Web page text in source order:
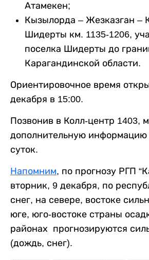
Атамекен;
Кызылорда – Жезказган –
Шидерты км. 1135-1206,
поселка Шидерты до
Карагандинской области.
Ориентировочное время
декабря в 15:00.
Позвонив в Колл-центр 1403,
дополнительную информацию
суток.
Напомним, по прогнозу РГП
вторник, 9 декабря, по
снег, на севере, востоке
юге, юго-востоке страны
районах прогнозируются
(дождь, снег).